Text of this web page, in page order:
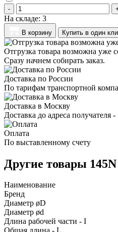
-
На складе: 3
В корзину Купить в один
Отгрузка товара возможна уже
Сразу начнем собирать заказ.
Доставка по России
По тарифам транспортной
Доставка в Москву
Доставка до адреса получателя
Оплата
По выставленному счету
Другие товары 145N
Наименование
Бренд
Диаметр øD
Диаметр ød
Длина рабочей части - I